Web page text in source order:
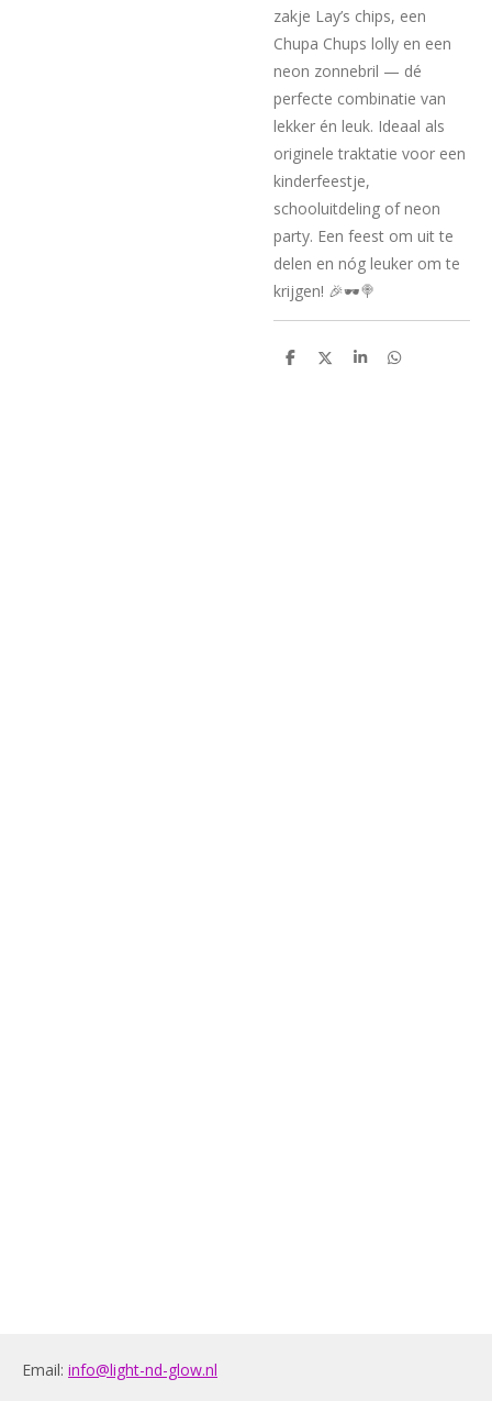
zakje Lay’s chips, een
Chupa Chups lolly en een
neon zonnebril — dé
perfecte combinatie van
lekker én leuk. Ideaal als
originele traktatie voor een
kinderfeestje,
schooluitdeling of neon
party. Een feest om uit te
delen en nóg leuker om te
krijgen! 🎉🕶️🍭
D
D
S
D
Email: info@light-nd-glow.nl